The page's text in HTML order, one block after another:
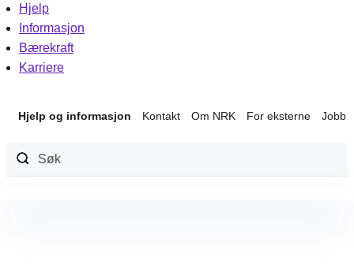
Hjelp
Informasjon
Bærekraft
Karriere
Hjelp og informasjon Kontakt Om NRK For eksterne Jobb